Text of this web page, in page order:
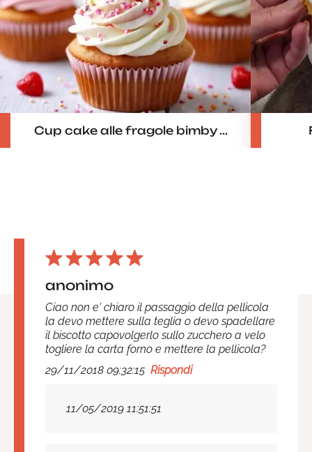
Cup cake alle fragole bimby ...
anonimo
Ciao non e' chiaro il passaggio della pellicola
la devo mettere sulla teglia o devo spadellare
il biscotto capovolgerlo sullo zucchero a velo
togliere la carta forno e mettere la pellicola?
29/11/2018 09:32:15 Rispondi
11/05/2019 11:51:51